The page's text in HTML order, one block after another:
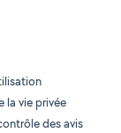
la vie privée
des avis